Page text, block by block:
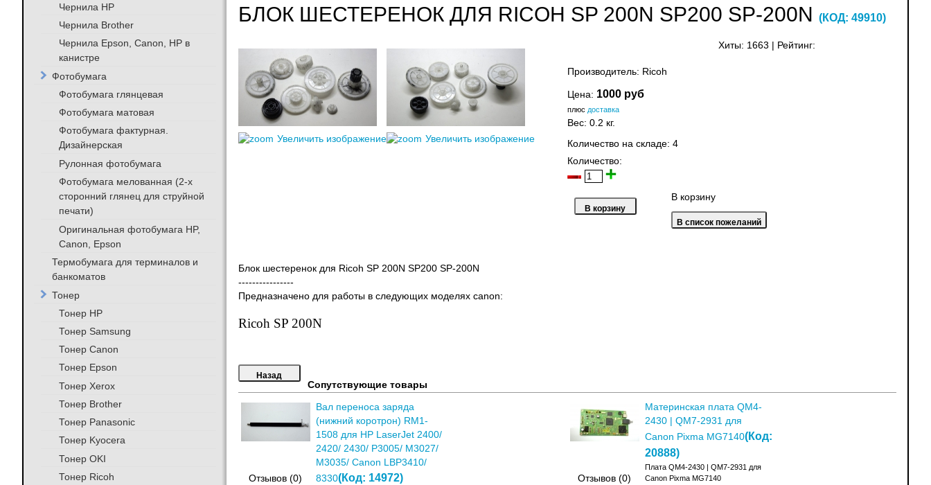
БЛОК ШЕСТЕРЕНОК ДЛЯ RICOH SP 200N SP200 SP-200N (КОД: 49910)
Хиты: 1663 Рейтинг:
Увеличить изображение Увеличить изображение
Производитель: Ricoh
Цена: 1000 руб
плюс доставка
Вес: 0.2 кг.
Количество на складе: 4
Количество:
В корзину
Блок шестеренок для Ricoh SP 200N SP200 SP-200N
----------------
Предназначено для работы в следующих моделях canon:
Ricoh SP 200N
Сопутствующие товары
Отзывов (0)
Вал переноса заряда
(нижний коротрон) RM1-
1508 для HP LaserJet 2400/
2420/ 2430/ P3005/ M3027/
M3035/ Canon LBP3410/
8330(Код: 14972) Отзывов (0)
Материнская плата QM4-
2430 | QM7-2931 для
Canon Pixma MG7140(Код:
20888)
Плата QM4-2430 | QM7-2931 для
Canon Pixma MG7140
Чернила HP
Чернила Brother
Чернила Epson, Canon, HP в
канистре
Фотобумага
Фотобумага глянцевая
Фотобумага матовая
Фотобумага фактурная.
Дизайнерская
Рулонная фотобумага
Фотобумага мелованная (2-х
сторонний глянец для струйной
печати)
Оригинальная фотобумага HP,
Canon, Epson
Термобумага для терминалов и
банкоматов
Тонер
Тонер HP
Тонер Samsung
Тонер Canon
Тонер Epson
Тонер Xerox
Тонер Brother
Тонер Panasonic
Тонер Kyocera
Тонер OKI
Тонер Ricoh